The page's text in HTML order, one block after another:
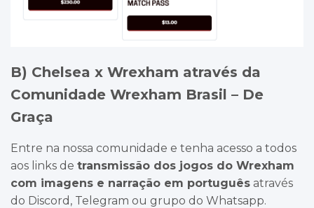
B) Chelsea x Wrexham através da
Comunidade Wrexham Brasil – De
Graça
Entre na nossa comunidade e tenha acesso a todos
aos links de transmissão dos jogos do Wrexham
com imagens e narração em português através
do Discord, Telegram ou grupo do Whatsapp.